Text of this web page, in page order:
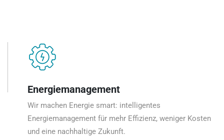
Energiemanagement
Wir machen Energie smart: intelligentes
Energiemanagement für mehr Effizienz, weniger Kosten
und eine nachhaltige Zukunft.